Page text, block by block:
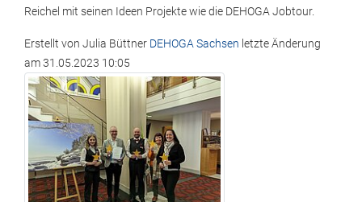
Reichel mit seinen Ideen Projekte wie die DEHOGA Jobtour.
Erstellt von Julia Büttner DEHOGA Sachsen letzte Änderung
am31.05.2023 10:05